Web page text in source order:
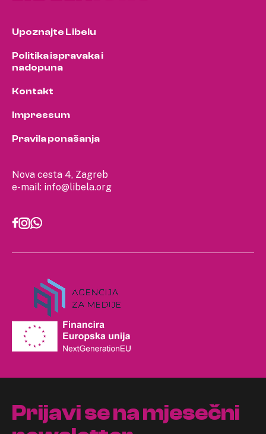
Nova cesta 4, Zagreb
e-mail: info@libela.org
Upoznajte Libelu
Politika ispravaka i
nadopuna
Kontakt
Impressum
Pravila ponašanja
Prijavi se na mjesečni